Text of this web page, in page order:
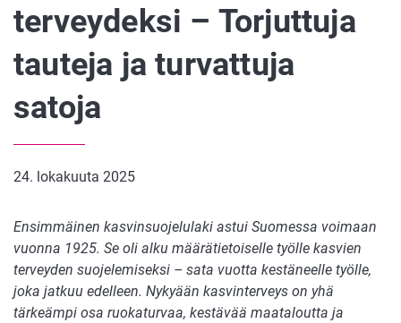
terveydeksi – Torjuttuja
tauteja ja turvattuja
satoja
24. lokakuuta 2025
Ensimmäinen kasvinsuojelulaki astui Suomessa voimaan
vuonna 1925. Se oli alku määrätietoiselle työlle kasvien
terveyden suojelemiseksi – sata vuotta kestäneelle työlle,
joka jatkuu edelleen. Nykyään kasvinterveys on yhä
tärkeämpi osa ruokaturvaa, kestävää maataloutta ja